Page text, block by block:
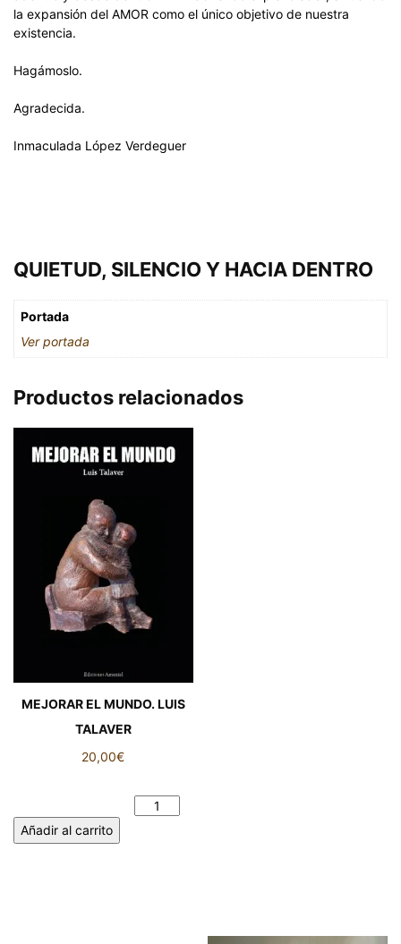
la expansión del AMOR como el único objetivo de nuestra
existencia.
Hagámoslo.
Agradecida.
Inmaculada López Verdeguer
QUIETUD, SILENCIO Y HACIA DENTRO
Portada
Ver portada
Productos relacionados
MEJORAR EL MUNDO. LUIS
TALAVER
20,00€
Añadir al carrito